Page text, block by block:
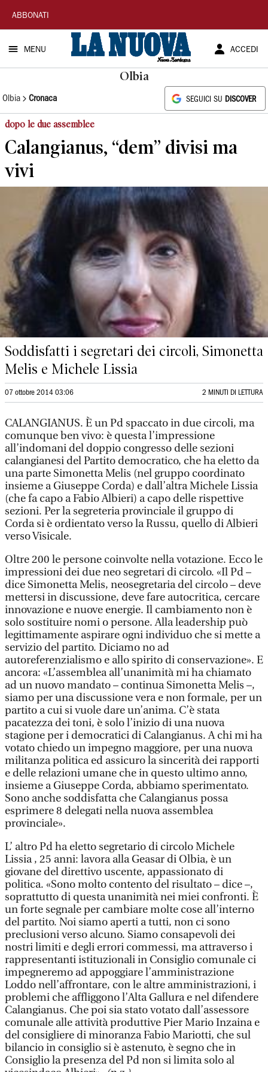
La
Nuova
Sardegna
ABBONATI
MENU ACCEDI
Olbia
Olbia Cronaca SEGUICI SU DISCOVER
dopo le due assemblee
Calangianus, “dem” divisi ma
vivi
Soddisfatti i segretari dei circoli, Simonetta
Melis e Michele Lissia
07 ottobre 2014 03:06 2 MINUTI DI LETTURA
CALANGIANUS. È un Pd spaccato in due circoli, ma
comunque ben vivo: è questa l’impressione
all’indomani del doppio congresso delle sezioni
calangianesi del Partito democratico, che ha eletto da
una parte Simonetta Melis (nel gruppo coordinato
insieme a Giuseppe Corda) e dall’altra Michele Lissia
(che fa capo a Fabio Albieri) a capo delle rispettive
sezioni. Per la segreteria provinciale il gruppo di
Corda si è ordientato verso la Russu, quello di Albieri
verso Visicale.
Oltre 200 le persone coinvolte nella votazione. Ecco le
impressioni dei due neo segretari di circolo. «Il Pd –
dice Simonetta Melis, neosegretaria del circolo – deve
mettersi in discussione, deve fare autocritica, cercare
innovazione e nuove energie. Il cambiamento non è
solo sostituire nomi o persone. Alla leadership può
legittimamente aspirare ogni individuo che si mette a
servizio del partito. Diciamo no ad
autoreferenzialismo e allo spirito di conservazione». E
ancora: «L’assemblea all’unanimità mi ha chiamato
ad un nuovo mandato – continua Simonetta Melis –,
siamo per una discussione vera e non formale, per un
partito a cui si vuole dare un’anima. C’è stata
pacatezza dei toni, è solo l’inizio di una nuova
stagione per i democratici di Calangianus. A chi mi ha
votato chiedo un impegno maggiore, per una nuova
militanza politica ed assicuro la sincerità dei rapporti
e delle relazioni umane che in questo ultimo anno,
insieme a Giuseppe Corda, abbiamo sperimentato.
Sono anche soddisfatta che Calangianus possa
esprimere 8 delegati nella nuova assemblea
provinciale».
L’ altro Pd ha eletto segretario di circolo Michele
Lissia , 25 anni: lavora alla Geasar di Olbia, è un
giovane del direttivo uscente, appassionato di
politica. «Sono molto contento del risultato – dice –,
soprattutto di questa unanimità nei miei confronti. È
un forte segnale per cambiare molte cose all’interno
del partito. Noi siamo aperti a tutti, non ci sono
preclusioni verso alcuno. Siamo consapevoli dei
nostri limiti e degli errori commessi, ma attraverso i
rappresentanti istituzionali in Consiglio comunale ci
impegneremo ad appoggiare l’amministrazione
Loddo nell’affrontare, con le altre amministrazioni, i
problemi che affliggono l’Alta Gallura e nel difendere
Calangianus. Che poi sia stato votato dall’assessore
comunale alle attività produttive Pier Mario Inzaina e
del consigliere di minoranza Fabio Mariotti, che sul
bilancio in consiglio si è astenuto, è segno che in
Consiglio la presenza del Pd non si limita solo al